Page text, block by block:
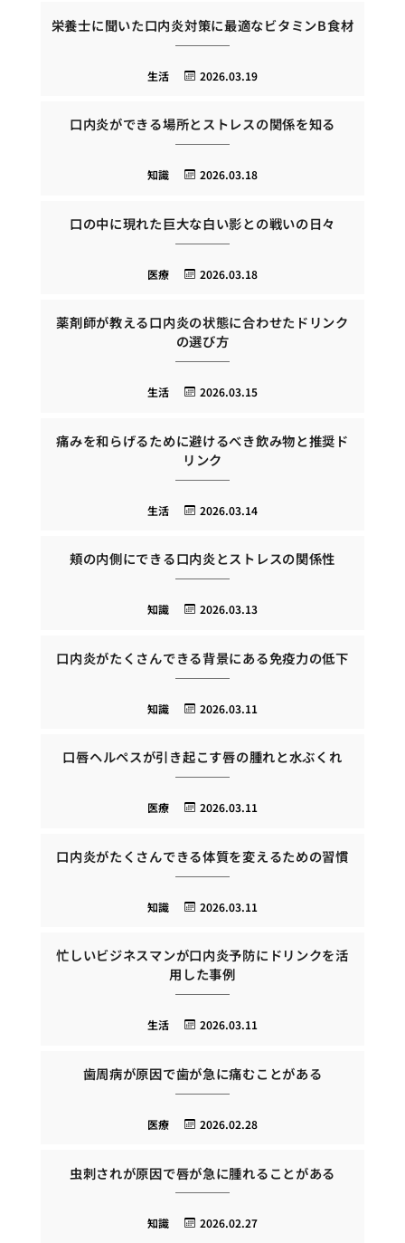
栄養士に聞いた口内炎対策に最適なビタミンB食材
2026.03.19
生活
口内炎ができる場所とストレスの関係を知る
2026.03.18
知識
口の中に現れた巨大な白い影との戦いの日々
2026.03.18
医療
薬剤師が教える口内炎の状態に合わせたドリンク
の選び方
2026.03.15
生活
痛みを和らげるために避けるべき飲み物と推奨ド
リンク
2026.03.14
生活
頬の内側にできる口内炎とストレスの関係性
2026.03.13
知識
口内炎がたくさんできる背景にある免疫力の低下
2026.03.11
知識
口唇ヘルペスが引き起こす唇の腫れと水ぶくれ
2026.03.11
医療
口内炎がたくさんできる体質を変えるための習慣
2026.03.11
知識
忙しいビジネスマンが口内炎予防にドリンクを活
用した事例
2026.03.11
生活
歯周病が原因で歯が急に痛むことがある
2026.02.28
医療
虫刺されが原因で唇が急に腫れることがある
2026.02.27
知識